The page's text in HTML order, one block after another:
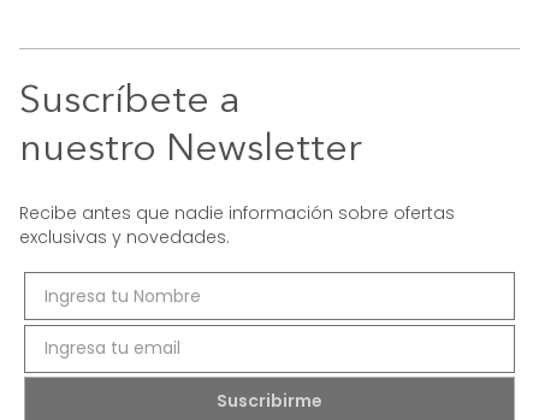
Suscríbete a
nuestro Newsletter
Recibe antes que nadie información sobre ofertas
exclusivas y novedades.